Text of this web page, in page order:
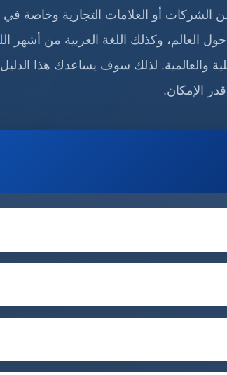
الشركات أو العلامات التجارية وخاصة في
العالم، وكذلك اللغة العربية من أشهر
والعالمية. لذلك سوف يساعدك هذا
الإمكان.